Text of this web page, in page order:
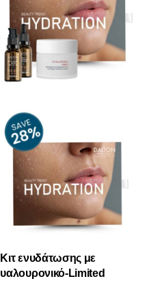
Κιτ ενυδάτωσης με
υαλουρονικό-Limited